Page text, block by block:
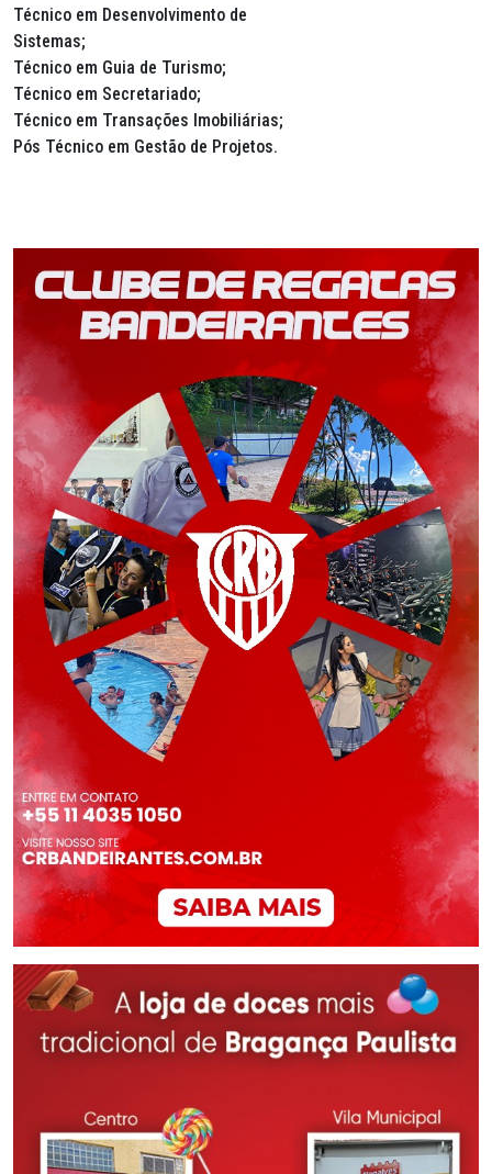
Técnico em Desenvolvimento de
Sistemas;
Técnico em Guia de Turismo;
Técnico em Secretariado;
Técnico em Transações Imobiliárias;
Pós Técnico em Gestão de Projetos.